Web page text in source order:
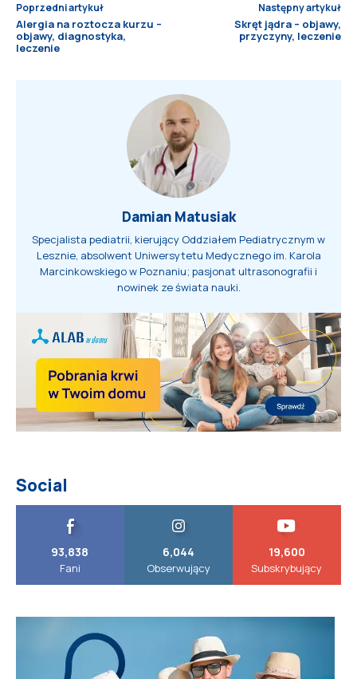
Poprzedni artykuł
Alergia na roztocza kurzu –
objawy, diagnostyka,
leczenie
Następny artykuł
Skręt jądra – objawy,
przyczyny, leczenie
Damian Matusiak
Specjalista pediatrii, kierujący Oddziałem Pediatrycznym w
Lesznie, absolwent Uniwersytetu Medycznego im. Karola
Marcinkowskiego w Poznaniu; pasjonat ultrasonografii i
nowinek ze świata nauki.
Social
93,838
Fani
6,044
Obserwujący
19,600
Subskrybujący